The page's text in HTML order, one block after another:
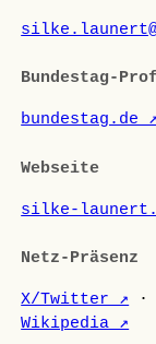
Bundestag-
bundestag.de ↗
Webseite
silke-
Netz-Präsenz
X/Twitter ↗ ·
Wikipedia ↗